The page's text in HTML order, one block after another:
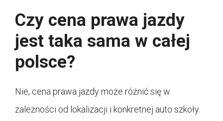
Czy cena prawa jazdy
jest taka sama w całej
polsce?
Nie, cena prawa jazdy może różnić się w
zależności od lokalizacji i konkretnej auto szkoły.